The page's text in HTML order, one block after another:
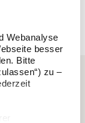
Webanalyse
besser
Bitte
zu –